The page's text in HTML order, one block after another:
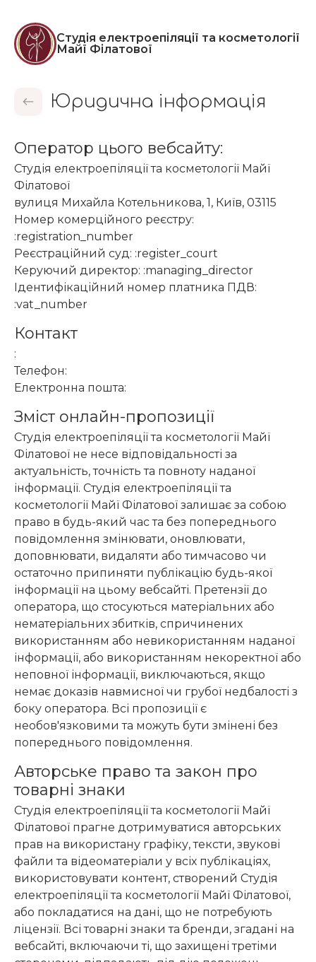
Студія електроепіляції та косметології
Майї Філатової
Юридична інформація
Оператор цього вебсайту:
Студія електроепіляції та косметології Майї
Філатової
вулиця Михайла Котельникова, 1, Київ, 03115
Номер комерційного реєстру:
:registration_number
Реєстраційний суд: :register_court
Керуючий директор: :managing_director
Ідентифікаційний номер платника ПДВ:
:vat_number
Контакт
:
Телефон:
Електронна пошта:
Зміст онлайн-пропозиції
Студія електроепіляції та косметології Майї
Філатової не несе відповідальності за
актуальність, точність та повноту наданої
інформації. Студія електроепіляції та
косметології Майї Філатової залишає за собою
право в будь-який час та без попереднього
повідомлення змінювати, оновлювати,
доповнювати, видаляти або тимчасово чи
остаточно припиняти публікацію будь-якої
інформації на цьому вебсайті. Претензії до
оператора, що стосуються матеріальних або
нематеріальних збитків, спричинених
використанням або невикористанням наданої
інформації, або використанням некоректної або
неповної інформації, виключаються, якщо
немає доказів навмисної чи грубої недбалості з
боку оператора. Всі пропозиції є
необов'язковими та можуть бути змінені без
попереднього повідомлення.
Авторське право та закон про
товарні знаки
Студія електроепіляції та косметології Майї
Філатової прагне дотримуватися авторських
прав на використану графіку, тексти, звукові
файли та відеоматеріали у всіх публікаціях,
використовувати контент, створений Студія
електроепіляції та косметології Майї Філатової,
або покладатися на дані, що не потребують
ліцензії. Всі товарні знаки та бренди, згадані на
вебсайті, включаючи ті, що захищені третіми